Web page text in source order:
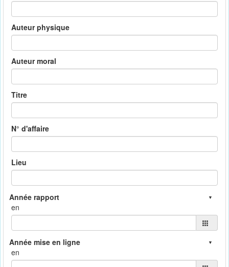
Auteur physique
Auteur moral
Titre
N° d'affaire
Lieu
en
en